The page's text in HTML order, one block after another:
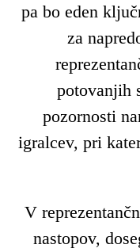
pa bo eden
za
potovanjih
pozornosti
igralcev, pri
V
nastopov,